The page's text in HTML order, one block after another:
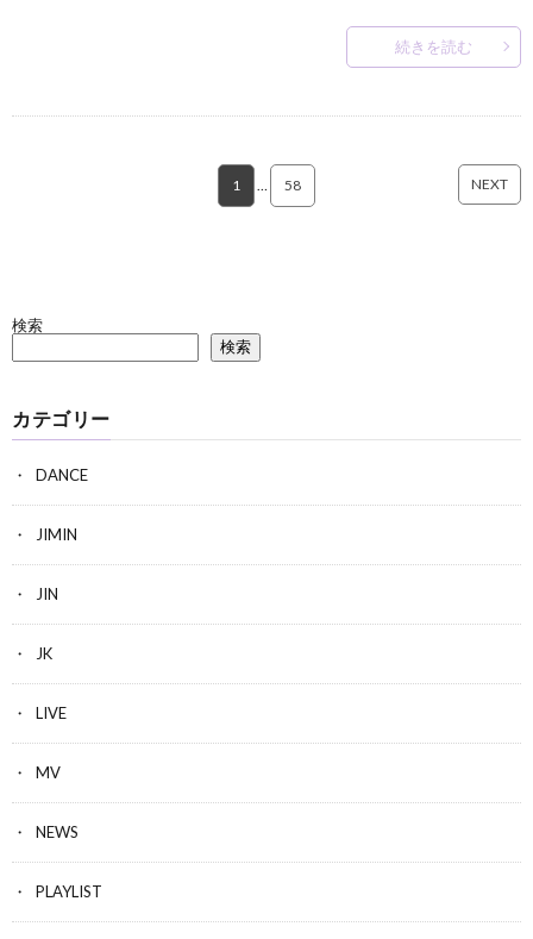
続きを読む
1 58 NEXT
検索
検索
カテゴリー
DANCE
JIMIN
JIN
JK
LIVE
MV
NEWS
PLAYLIST